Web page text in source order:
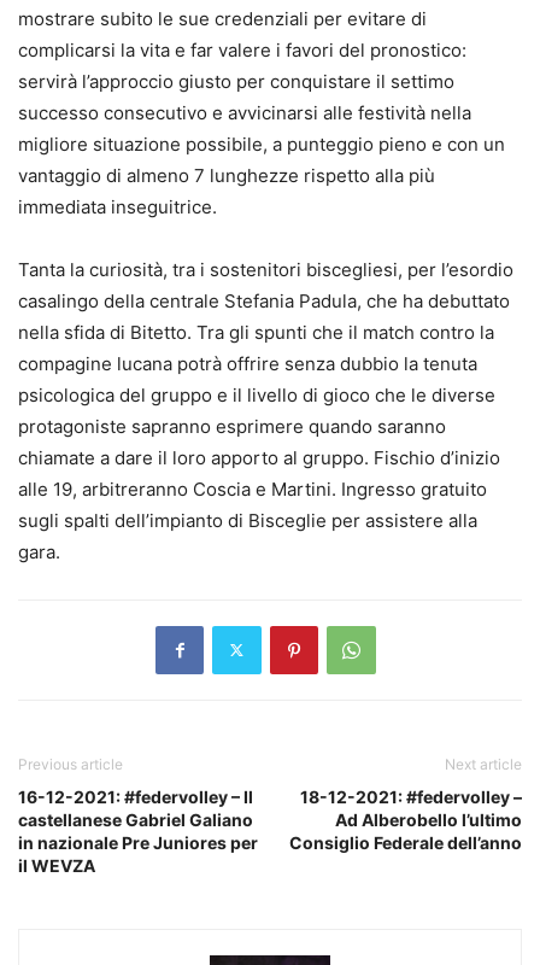
mostrare subito le sue credenziali per evitare di
complicarsi la vita e far valere i favori del pronostico:
servirà l’approccio giusto per conquistare il settimo
successo consecutivo e avvicinarsi alle festività nella
migliore situazione possibile, a punteggio pieno e con un
vantaggio di almeno 7 lunghezze rispetto alla più
immediata inseguitrice.
Tanta la curiosità, tra i sostenitori biscegliesi, per l’esordio
casalingo della centrale Stefania Padula, che ha debuttato
nella sfida di Bitetto. Tra gli spunti che il match contro la
compagine lucana potrà offrire senza dubbio la tenuta
psicologica del gruppo e il livello di gioco che le diverse
protagoniste sapranno esprimere quando saranno
chiamate a dare il loro apporto al gruppo. Fischio d’inizio
alle 19, arbitreranno Coscia e Martini. Ingresso gratuito
sugli spalti dell’impianto di Bisceglie per assistere alla
gara.
Previous article
16-12-2021: #federvolley – Il
castellanese Gabriel Galiano
in nazionale Pre Juniores per
il WEVZA
Next article
18-12-2021: #federvolley –
Ad Alberobello l’ultimo
Consiglio Federale dell’anno